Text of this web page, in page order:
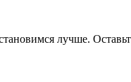
лучше.